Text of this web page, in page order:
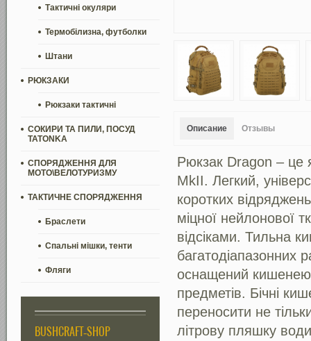
Тактичні окуляри
Термобілизна, футболки
Штани
РЮКЗАКИ
Рюкзаки тактичні
СОКИРИ ТА ПИЛИ, ПОСУД
TATONKA
СПОРЯДЖЕННЯ ДЛЯ
МОТО\ВЕЛОТУРИЗМУ
ТАКТИЧНЕ СПОРЯДЖЕННЯ
Браслети
Спальні мішки, тенти
Фляги
BUSHCRAFT-SHOP
Описание Отзывы
Рюкзак Dragon – це
MkII. Легкий,
коротких
міцної нейлонової
відсіками. Тильна
багатодіапазонних
оснащений кишенею
предметів. Бічні
переносити не
літрову пляшку